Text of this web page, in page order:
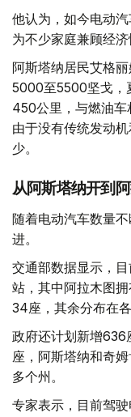
他认为，如今电动
为不少家庭兼顾经济
阿斯塔纳居民艾格
5000至5500坚戈，
450公里，与燃油车
由于没有传统发动
少。
从阿斯塔纳开到
随着电动汽车数量
进。
交通部数据显示，
站，其中阿拉木图
34座，其余分布在各
政府还计划新增636
座，阿斯塔纳和奇
多个州。
专家表示，目前驾